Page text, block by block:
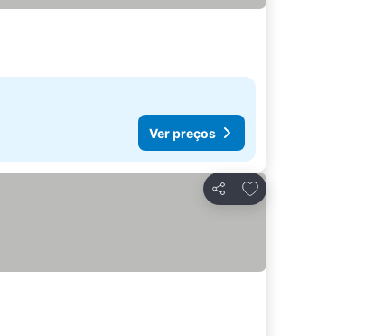
Ver preços
Partilhar
Adicionar aos favoritos